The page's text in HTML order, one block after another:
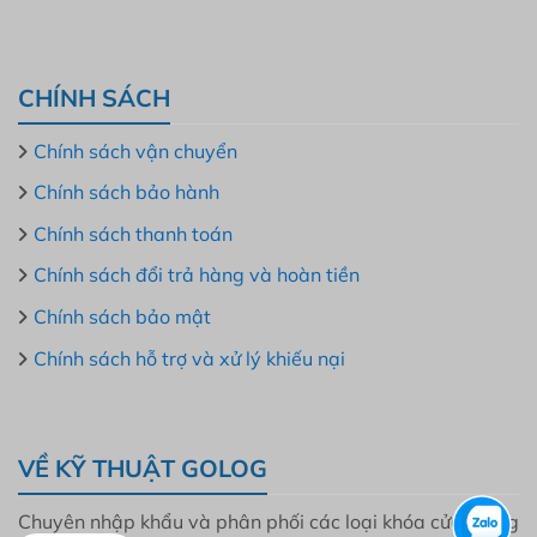
CHÍNH SÁCH
Chính sách vận chuyển
Chính sách bảo hành
Chính sách thanh toán
Chính sách đổi trả hàng và hoàn tiền
Chính sách bảo mật
Chính sách hỗ trợ và xử lý khiếu nại
VỀ KỸ THUẬT GOLOG
Chuyên nhập khẩu và phân phối các loại khóa cửa thông